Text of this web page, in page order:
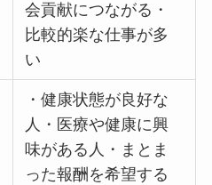
会貢献につながる・
比較的楽な仕事が多
い
・健康状態が良好な
人・医療や健康に興
味がある人・まとま
った報酬を希望する